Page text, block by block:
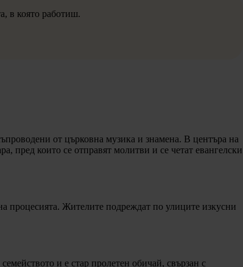
в която работиш.
от църковна музика и знамена. В центъра на
пред които се отправят молитви и се четат евангелски
процесията. Жителите подреждат по улиците изкусни
и е стар пролетен обичай, свързан с